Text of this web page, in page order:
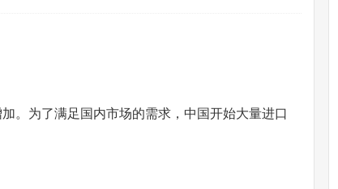
。为了满足国内市场的需求，中国开始大量进口